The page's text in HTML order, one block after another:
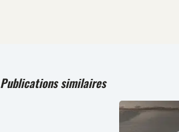
Publications similaires